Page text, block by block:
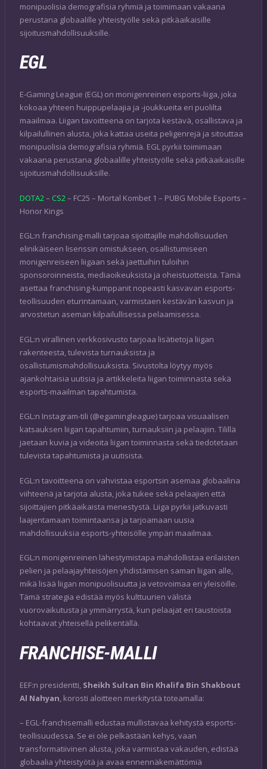
monipuolisia demografisia ryhmiä ja toimimaan vakaana
perustana globaalille yhteistyölle sekä pitkäaikaisille
sijoitusmahdollisuuksille.
EGL
E-Gaming League (EGL) on monigenreinen esports-liiga, joka
kokoaa yhteen huippupelaajia ja -joukkueita eri puolilta
maailmaa. Liigan tavoitteena on tarjota kestävä, osallistava ja
kilpailullinen alusta, joka kattaa useita peligenrejä ja sitouttaa
monipuolisia demografisia ryhmiä. EGL pyrkii toimimaan
vakaana perustana globaalille yhteistyölle sekä pitkäaikaisille
sijoitusmahdollisuuksille.
DOTA2– CS2– FC25 – Mortal Kombet 1 – PUBG Mobile Esports –
Honor Kings
EGL:n franchising-malli tarjoaa sijoittajille mahdollisuuden
elinikäiseen lisenssin omistukseen, osallistumiseen
monigenreiseen liigaan sekä jaettuihin tuloihin
sponsoroinneista, mediaoikeuksista ja oheistuotteista. Tämä
asettaa franchising-kumppanit nopeasti kasvavan esports-
teollisuuden eturintamaan, varmistaen kestävän kasvun ja
arvostetun aseman kilpailullisessa pelaamisessa.
EGL:n virallinen verkkosivusto tarjoaa lisätietoja liigan
rakenteesta, tulevista turnauksista ja
osallistumismahdollisuuksista. Sivustolta löytyy myös
ajankohtaisia uutisia ja artikkeleita liigan toiminnasta sekä
esports-maailman tapahtumista.
EGL:n Instagram-tili (@egamingleague) tarjoaa visuaalisen
katsauksen liigan tapahtumiin, turnauksiin ja pelaajiin. Tilillä
jaetaan kuvia ja videoita liigan toiminnasta sekä tiedotetaan
tulevista tapahtumista ja uutisista.
EGL:n tavoitteena on vahvistaa esportsin asemaa globaalina
viihteenä ja tarjota alusta, joka tukee sekä pelaajien että
sijoittajien pitkäaikaista menestystä. Liiga pyrkii jatkuvasti
laajentamaan toimintaansa ja tarjoamaan uusia
mahdollisuuksia esports-yhteisölle ympäri maailmaa.
EGL:n monigenreinen lähestymistapa mahdollistaa erilaisten
pelien ja pelaajayhteisöjen yhdistämisen saman liigan alle,
mikä lisää liigan monipuolisuutta ja vetovoimaa eri yleisöille.
Tämä strategia edistää myös kulttuurien välistä
vuorovaikutusta ja ymmärrystä, kun pelaajat eri taustoista
kohtaavat yhteisellä pelikentällä.
FRANCHISE-MALLI
EEF:n presidentti, Sheikh Sultan Bin Khalifa Bin Shakbout
Al Nahyan, korosti aloitteen merkitystä toteamalla:
– EGL-franchisemalli edustaa mullistavaa kehitystä esports-
teollisuudessa. Se ei ole pelkästään kehys, vaan
transformatiivinen alusta, joka varmistaa vakauden, edistää
globaalia yhteistyötä ja avaa ennennäkemättömiä